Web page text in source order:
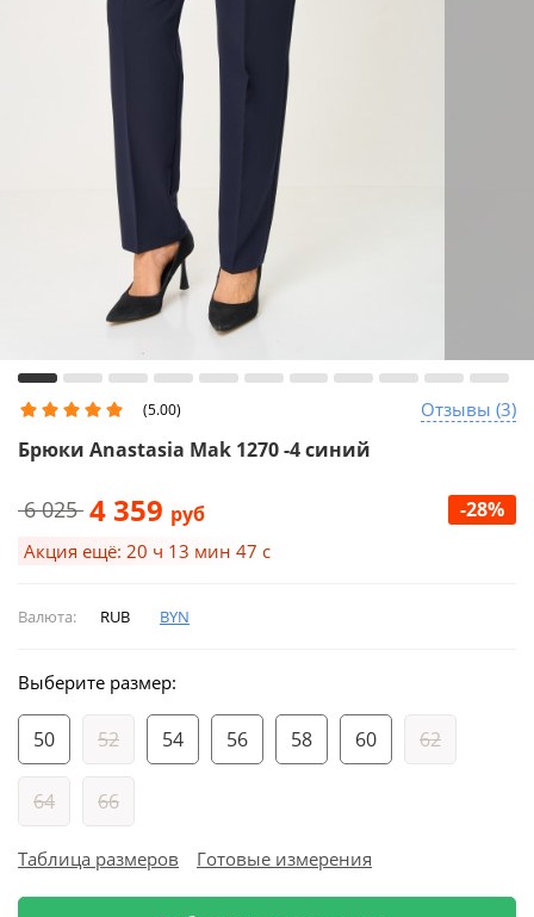
(5.00) Отзывы (3)
Брюки Anastasia Mak 1270 -4 синий
6 025 4 359 руб -28%
Акция ещё: 20 ч 13 мин 47 с
Валюта: RUB BYN
Выберите размер:
50 52 54 56 58 60 62
64 66
Таблица размеров Готовые измерения